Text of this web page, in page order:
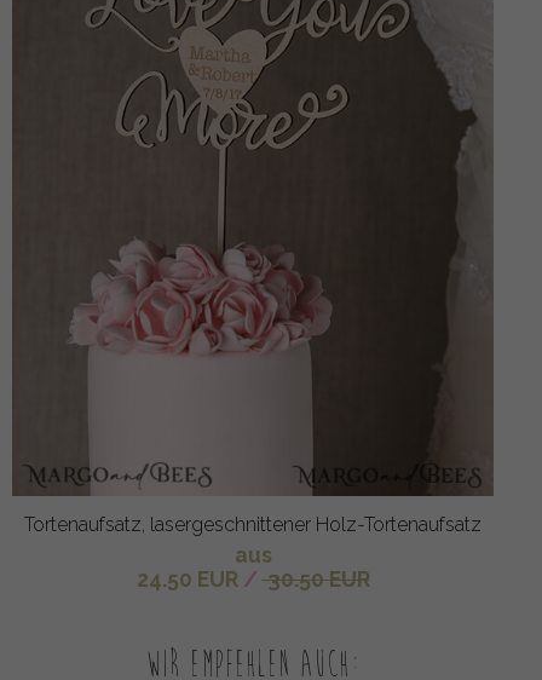
Tortenaufsatz, lasergeschnittener Holz-Tortenaufsatz
aus
24.50 EUR / 30.50 EUR
Wir empfehlen auch: